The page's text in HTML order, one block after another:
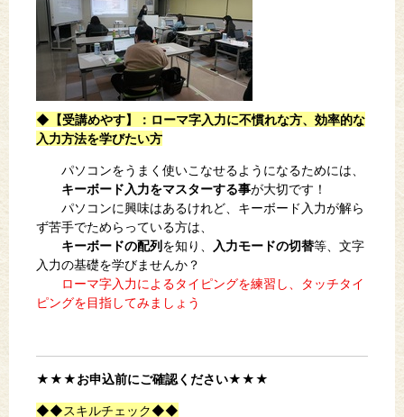
◆【受講めやす】
：ローマ字入力に不慣れな方、効率的な
入力方法を学びたい方
パソコンをうまく使いこなせるようになるためには、
キーボード入力をマスターする事が大切です！
パソコンに興味はあるけれど、キーボード入力が解ら
ず苦手でためらっている方は、
キーボードの配列を知り、 入力モードの切替等、文字
入力の基礎を学びませんか？
ローマ字入力によるタイピングを練習し、タッチタイ
ピングを目指してみましょう
★★★お申込前にご確認ください★★★
◆◆スキルチェック◆◆